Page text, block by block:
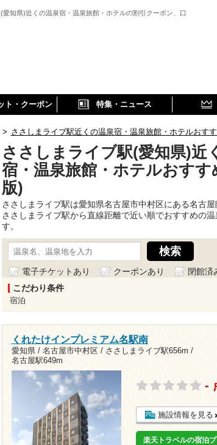
愛知県)近くの温泉宿・温泉旅館・ホテルの割引クーポン、口
ト・クーポン 特集・ニュース
> ささしまライブ駅近くの温泉宿・温泉旅館・ホテルおす
ささしまライブ駅(愛知県)近
宿・温泉旅館・ホテルおすす
版)
ささしまライブ駅は愛知県名古屋市中村区にある名古
ささしまライブ駅から直線距離で近い順でおすすめの
す。
電子チケットあり クーポンあり
閉館済
こだわり条件
宿泊
くれたけインプレミアム名駅南
愛知県 / 名古屋市中村区 / ささしまライブ駅656m /
名古屋駅649m
-
施設情報を見る
楽天トラベルの宿泊